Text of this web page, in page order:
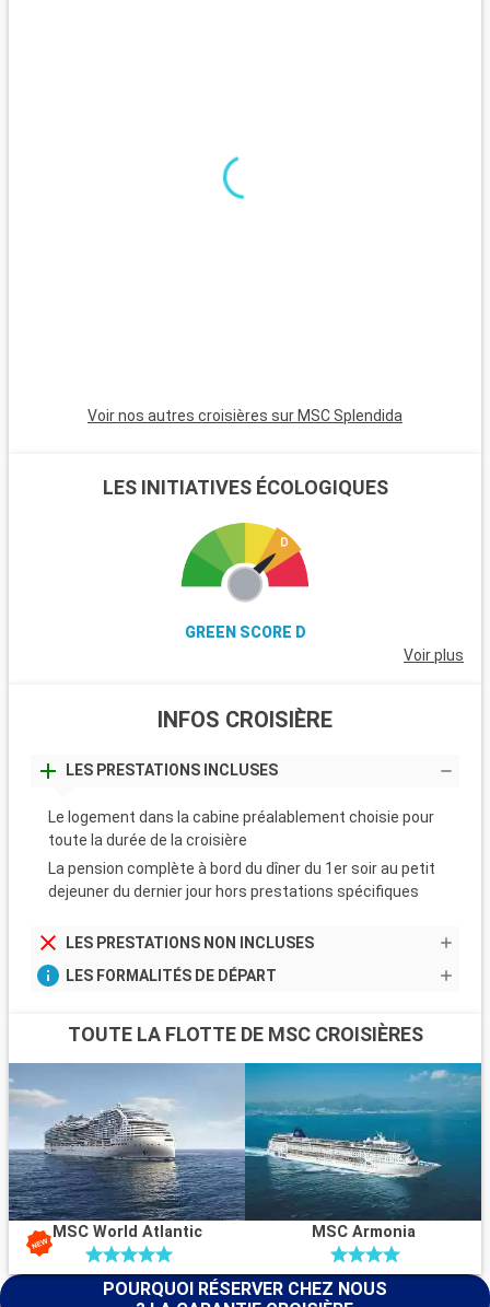
Voir nos autres croisières sur MSC Splendida
LES INITIATIVES ÉCOLOGIQUES
GREEN SCORE D
Voir plus
INFOS CROISIÈRE
LES PRESTATIONS INCLUSES
Le logement dans la cabine préalablement choisie pour
toute la durée de la croisière
La pension complète à bord du dîner du 1er soir au petit
dejeuner du dernier jour hors prestations spécifiques
LES PRESTATIONS NON INCLUSES
LES FORMALITÉS DE DÉPART
TOUTE LA FLOTTE DE MSC CROISIÈRES
MSC World Atlantic MSC Armonia
POURQUOI RÉSERVER CHEZ NOUS